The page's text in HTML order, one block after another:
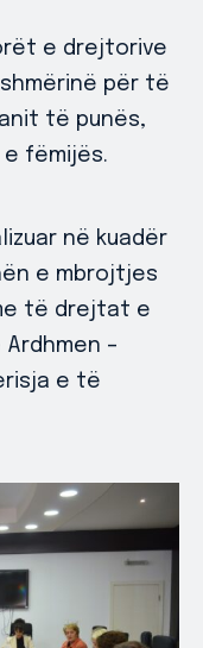
e drejtorive
për të
të punës,
fëmijës.
në kuadër
e mbrojtjes
të drejtat e
–
e të